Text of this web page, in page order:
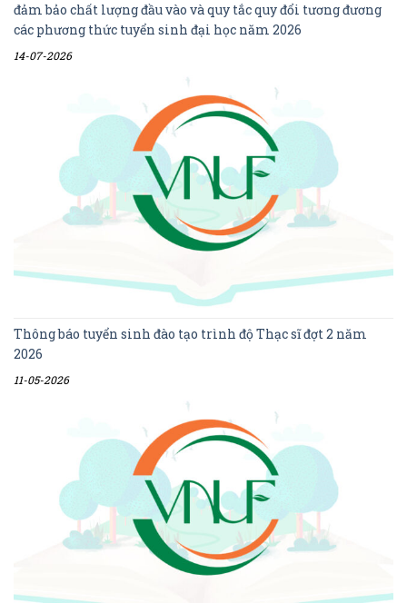
đảm bảo chất lượng đầu vào và quy tắc quy đổi tương đương
các phương thức tuyển sinh đại học năm 2026
14-07-2026
Thông báo tuyển sinh đào tạo trình độ Thạc sĩ đợt 2 năm
2026
11-05-2026